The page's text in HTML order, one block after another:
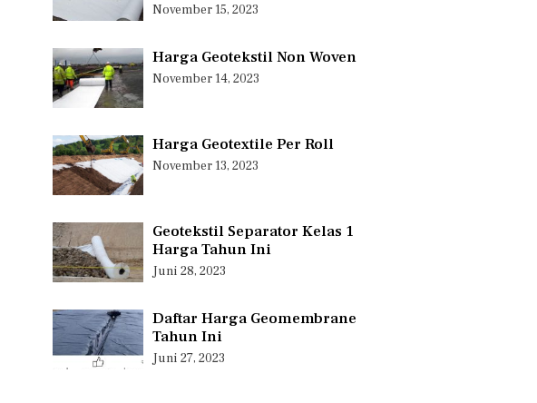
November 15, 2023
Harga Geotekstil Non Woven
November 14, 2023
Harga Geotextile Per Roll
November 13, 2023
Geotekstil Separator Kelas 1
Harga Tahun Ini
Juni 28, 2023
Daftar Harga Geomembrane
Tahun Ini
Juni 27, 2023